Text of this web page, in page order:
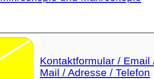
Kontaktformular / Email
Mail / Adresse / Telefon